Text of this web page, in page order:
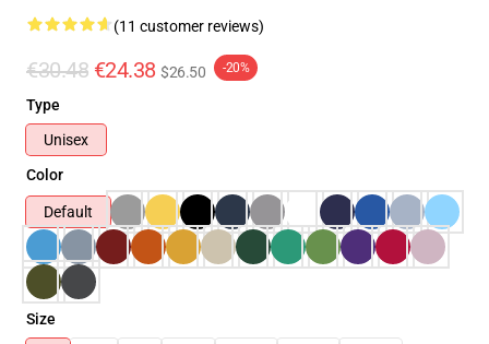
(11 customer reviews)
€30.48 €24.38 $26.50 -20%
Type
Unisex
Color
Default
Size